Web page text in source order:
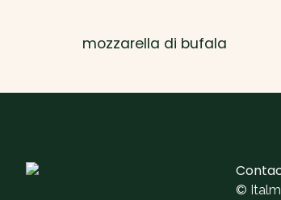
mozzarella di bufala
©